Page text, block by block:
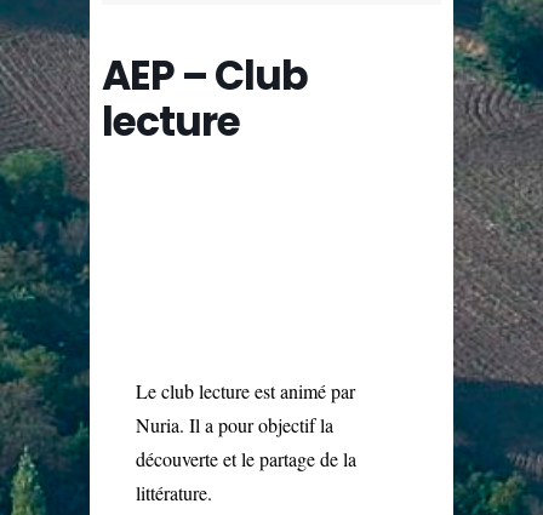
AEP – Club
lecture
Le club lecture est animé par
Nuria. Il a pour objectif la
découverte et le partage de la
littérature.